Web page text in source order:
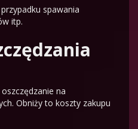
spawania
itp.
na
Obniży to koszty zakupu